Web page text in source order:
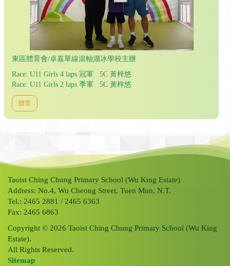
東區體育會/卓嘉單線滾軸溜冰學校主辦
Race: U11 Girls 4 laps 冠軍 5C 黃梓悠
Race: U11 Girls 2 laps 季軍 5C 黃梓悠
體育
Taoist Ching Chung Primary School (Wu King Estate)
Address: No.4, Wu Cheong Street, Tuen Mun, N.T.
Tel.: 2465 2881 / 2465 6363
Fax: 2465 6863
Copyright © 2026 Taoist Ching Chung Primary School (Wu King
Estate).
All Rights Reserved.
Sitemap